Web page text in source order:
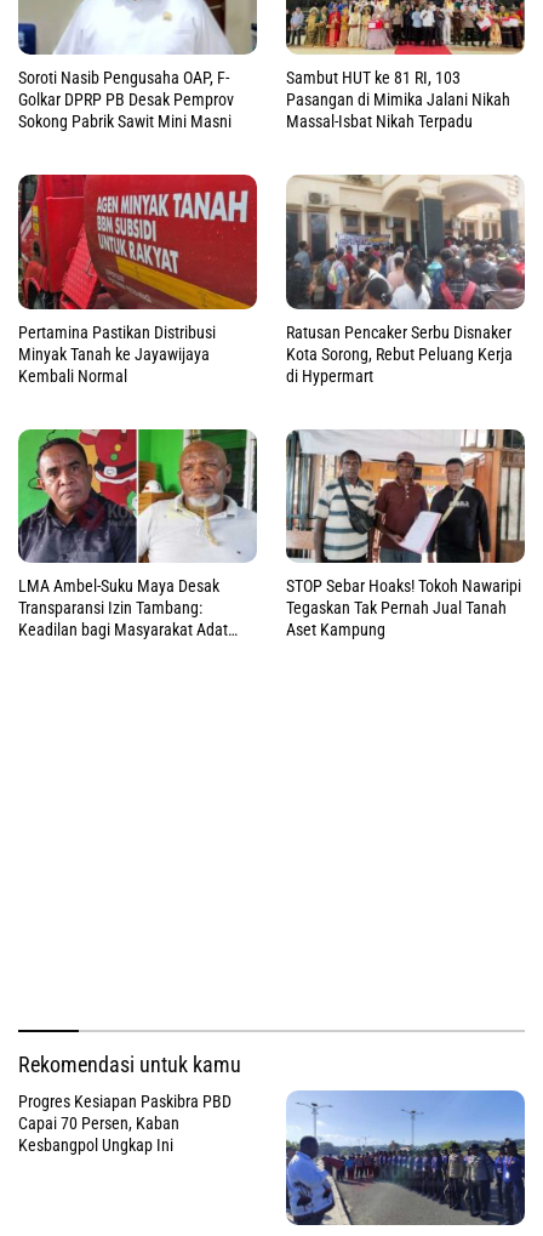
Soroti Nasib Pengusaha OAP, F-
Golkar DPRP PB Desak Pemprov
Sokong Pabrik Sawit Mini Masni
Sambut HUT ke 81 RI, 103
Pasangan di Mimika Jalani Nikah
Massal-Isbat Nikah Terpadu
Pertamina Pastikan Distribusi
Minyak Tanah ke Jayawijaya
Kembali Normal
Ratusan Pencaker Serbu Disnaker
Kota Sorong, Rebut Peluang Kerja
di Hypermart
LMA Ambel-Suku Maya Desak
Transparansi Izin Tambang:
Keadilan bagi Masyarakat Adat
STOP Sebar Hoaks! Tokoh Nawaripi
Tegaskan Tak Pernah Jual Tanah
Aset Kampung
Rekomendasi untuk kamu
Progres Kesiapan Paskibra PBD
Capai 70 Persen, Kaban
Kesbangpol Ungkap Ini